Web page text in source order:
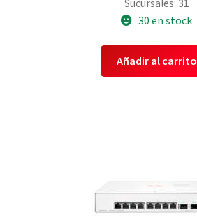
Sucursales: 31
30 en stock
Añadir al carrito